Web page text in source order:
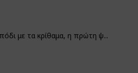
με τα κρίθαμα, η πρώτη ψ...